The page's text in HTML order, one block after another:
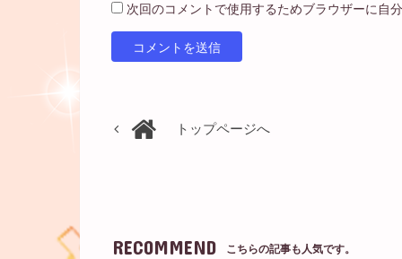
次回のコメントで使用するためブラウザーに自
トップページへ
RECOMMEND こちらの記事も人気です。